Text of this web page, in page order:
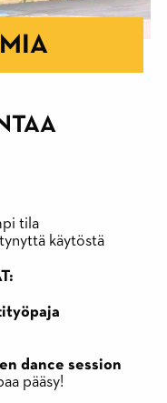
tila
käytöstä
dance session
pääsy!